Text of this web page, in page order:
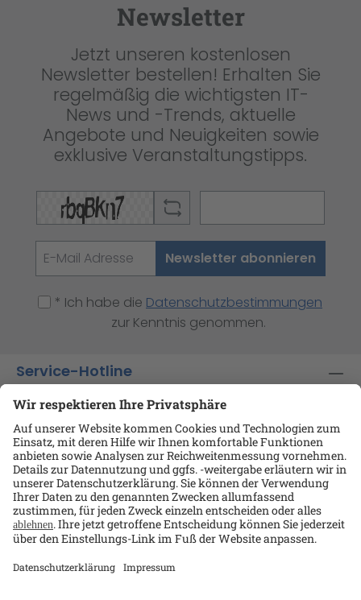
Newsletter
Jetzt unseren kostenlosen
Newsletter bestellen! Erhalten Sie
regelmäßig die wichtigsten IT-
News und -Trends, aktuelle
Angebote und Neuigkeiten sowie
exklusive Veranstaltungstipps.
Newsletter abonnieren
* Ich habe die Datenschutzbestimmungen
zur Kenntnis genommen.
Service-Hotline
Shop-Service
Informationen
Ansprechpartner
Kontakt